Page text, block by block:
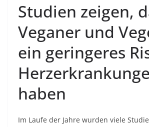
Studien zeigen,
Veganer und
ein geringeres
haben
Im Laufe der Jahre wurden viele